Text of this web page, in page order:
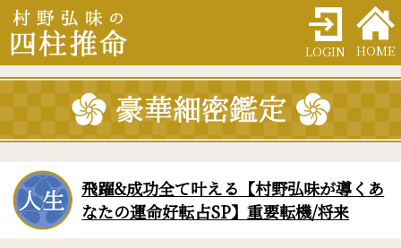
LOGIN HOME
飛躍&成功全て叶える【村野弘味が導くあ
なたの運命好転占SP】重要転機/将来